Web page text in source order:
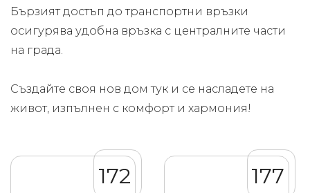
Бързият достъп до транспортни връзки
осигурява удобна връзка с централните части
на града.
Създайте своя нов дом тук и се насладете на
живот, изпълнен с комфорт и хармония!
172 177